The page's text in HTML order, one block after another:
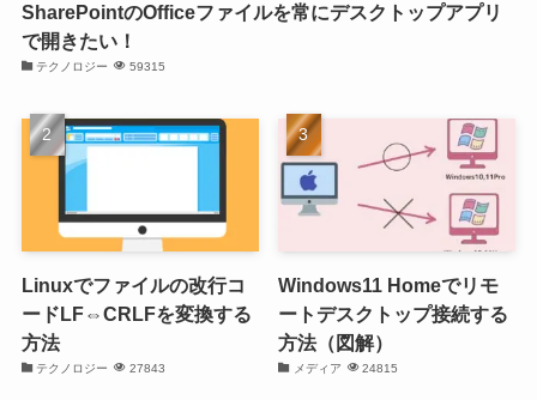
SharePointのOfficeファイルを常にデスクトップアプリ
で開きたい！
テクノロジー 59315
Linuxでファイルの改行コ
ードLF⇔CRLFを変換する
方法
テクノロジー 27843
Windows11 Homeでリモ
ートデスクトップ接続する
方法（図解）
メディア 24815